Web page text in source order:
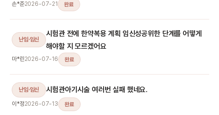
손*준2026-07-21 완료
난임·임신
시험관 전에 한약복용 계획 임신성공위한 단계를 어떻게
해야할 지 모르겠어요
마*린2026-07-16 완료
난임·임신 시험관아기시술 여러번 실패 했네요.
이*정2026-07-13 완료